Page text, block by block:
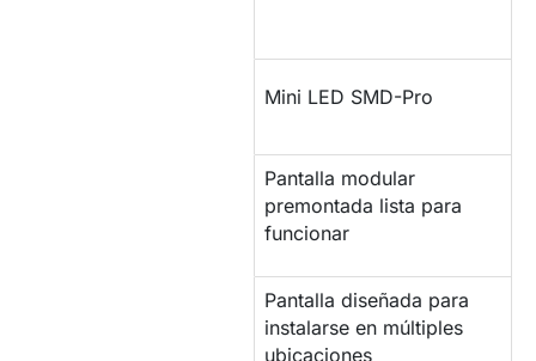
Mini LED SMD-Pro
Pantalla modular
premontada lista para
funcionar
Pantalla diseñada para
instalarse en múltiples
ubicaciones